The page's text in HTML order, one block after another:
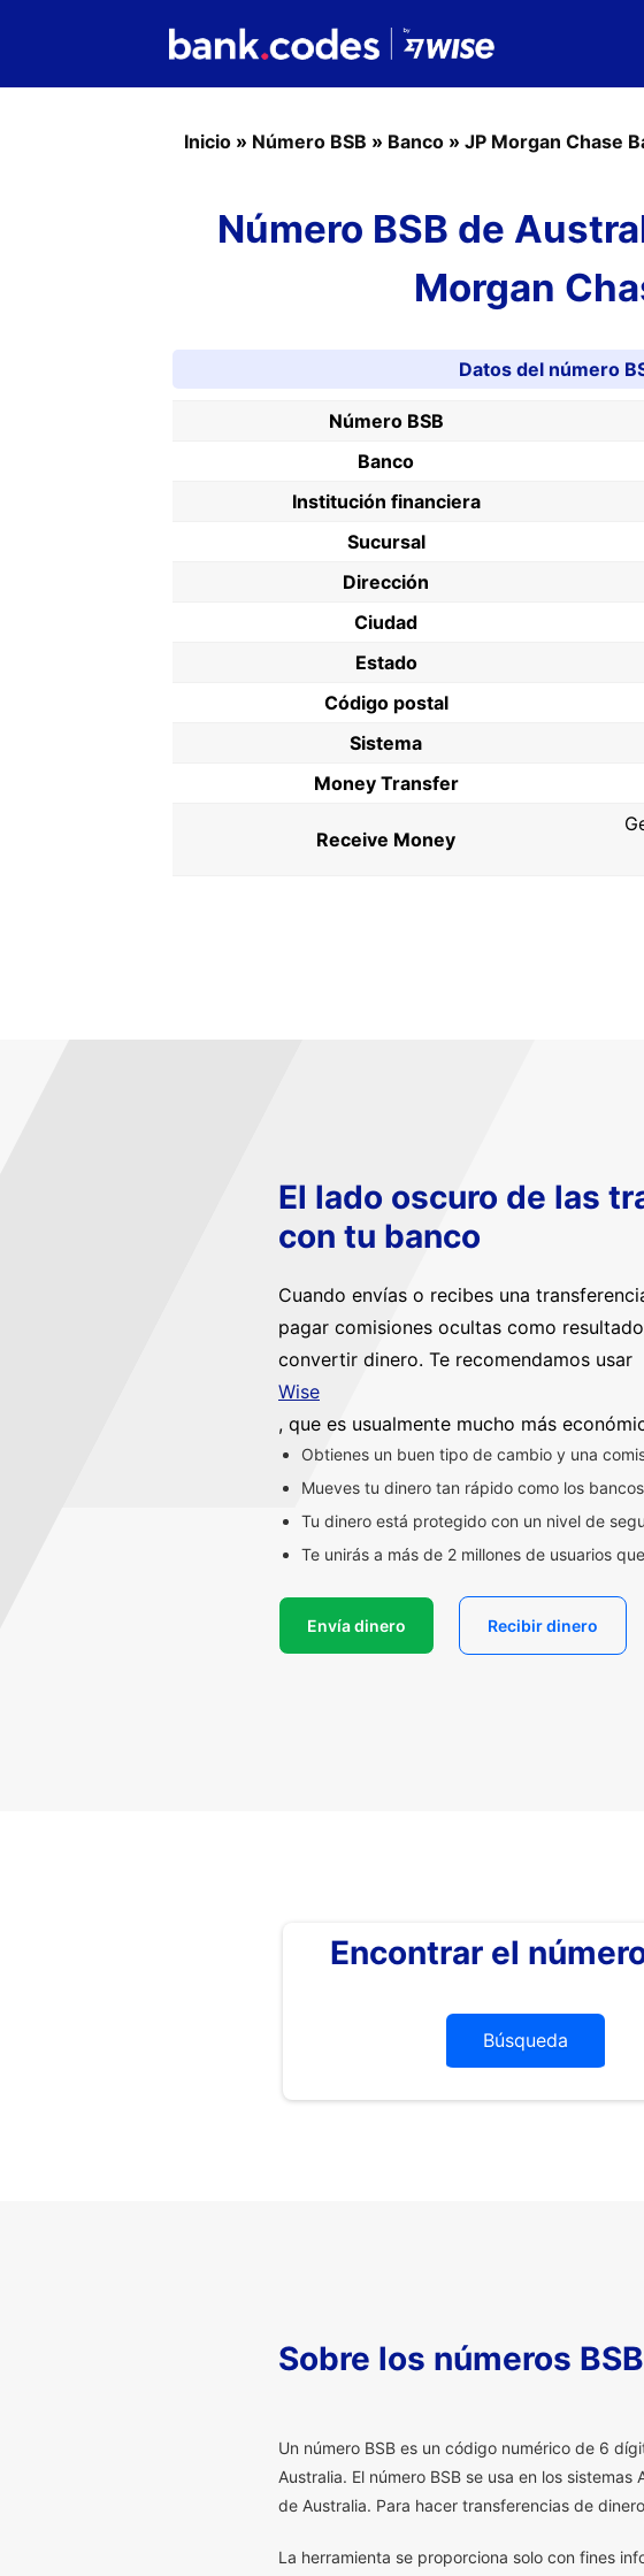
Inicio » Número BSB » Banco » JP Morgan Chase
Número BSB de
Morgan
Datos del número
Número BSB
Banco
Institución financiera
Sucursal
Dirección
Ciudad
Estado
Código postal
Sistema
Money Transfer
Receive Money
El lado oscuro de las
con tu banco
Cuando envías o recibes una
pagar comisiones ocultas como
convertir dinero. Te recomendamos usar
Wise
, que es usualmente mucho más
Obtienes un buen tipo de cambio y una
Mueves tu dinero tan rápido como los
Tu dinero está protegido con un nivel de
Te unirás a más de 2 millones de usuarios
Envía dinero Recibir dinero
Encontrar el
Búsqueda
Sobre los números BSB
Un número BSB es un código numérico de 6
Australia. El número BSB se usa en los
de Australia. Para hacer transferencias de
La herramienta se proporciona solo con fines